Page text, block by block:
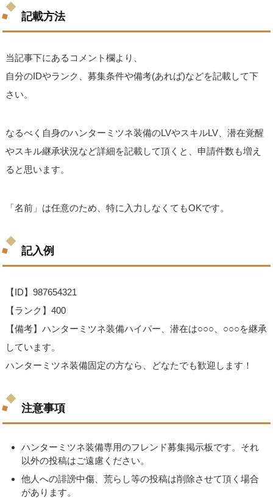
記載方法
当記事下にあるコメント欄より、
自分のIDやランク、募集条件や備考(あれば)などを記載して下
さい。
なるべく自身のハンターミツネ装備のLVやスキルLV、潜在覚醒
やスキル継承状況など詳細を記載して頂くと、申請件数も増え
ると思います。
「名前」は任意のため、特に入力しなくてもOKです。
記入例
【ID】987654321
【ランク】400
【備考】ハンターミツネ装備ハイパー、潜在は○○○、○○○を継承
しています。
ハンターミツネ装備固定の方なら、どなたでも歓迎します！
注意事項
ハンターミツネ装備専用のフレンド募集掲示板です。それ
以外の投稿はご遠慮ください。
他人への誹謗中傷、荒らし等の投稿は削除させて頂く場合
があります。